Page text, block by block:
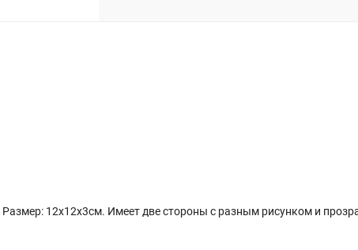
12х12х3см. Имеет две стороны с разным рисунком и